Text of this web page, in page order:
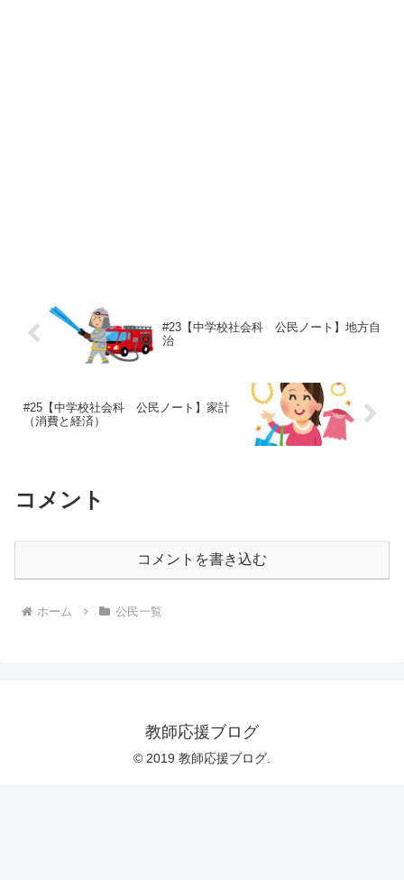
#23【中学校社会科 公民ノート】地方自
治
#25【中学校社会科 公民ノート】家計
（消費と経済）
コメント
コメントを書き込む
ホーム 公民一覧
教師応援ブログ
© 2019 教師応援ブログ.